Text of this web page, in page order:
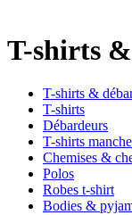
T-shirts
T-shirts &
T-shirts
Débardeurs
T-shirts
Chemises &
Polos
Robes t-shirt
Bodies &